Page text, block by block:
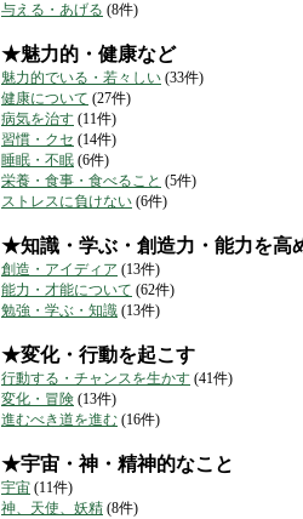
与える・あげる (8件)
★魅力的・健康など
魅力的でいる・若々しい (33件)
健康について (27件)
病気を治す (11件)
習慣・クセ (14件)
睡眠・不眠 (6件)
栄養・食事・食べること (5件)
ストレスに負けない (6件)
★知識・学ぶ・創造力・能力を高
創造・アイディア (13件)
能力・才能について (62件)
勉強・学ぶ・知識 (13件)
★変化・行動を起こす
行動する・チャンスを生かす (41件)
変化・冒険 (13件)
進むべき道を進む (16件)
★宇宙・神・精神的なこと
宇宙 (11件)
神、天使、妖精 (8件)